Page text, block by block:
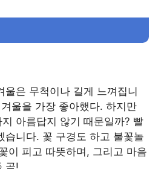
울은 무척이나 길게 느껴집니
울을 가장 좋아했다. 하지만
아름답지 않기 때문일까? 빨
습니다. 꽃 구경도 하고 불꽃놀
이 피고 따뜻하며, 그리고 마음
곧!